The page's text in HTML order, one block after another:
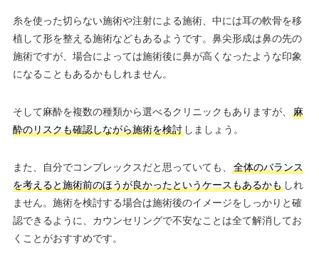
糸を使った切らない施術や注射による施術、中には耳の軟骨を移
植して形を整える施術などもあるようです。鼻尖形成は鼻の先の
施術ですが、場合によっては施術後に鼻が高くなったような印象
になることもあるかもしれません。
そして麻酔を複数の種類から選べるクリニックもありますが、
麻
酔のリスクも確認しながら施術を検討しましょう。
また、自分でコンプレックスだと思っていても、
全体のバランス
を考えると施術前のほうが良かったというケースもあるかもしれ
ません。施術を検討する場合は施術後のイメージをしっかりと確
認できるように、カウンセリングで不安なことは全て解消してお
くことがおすすめです。